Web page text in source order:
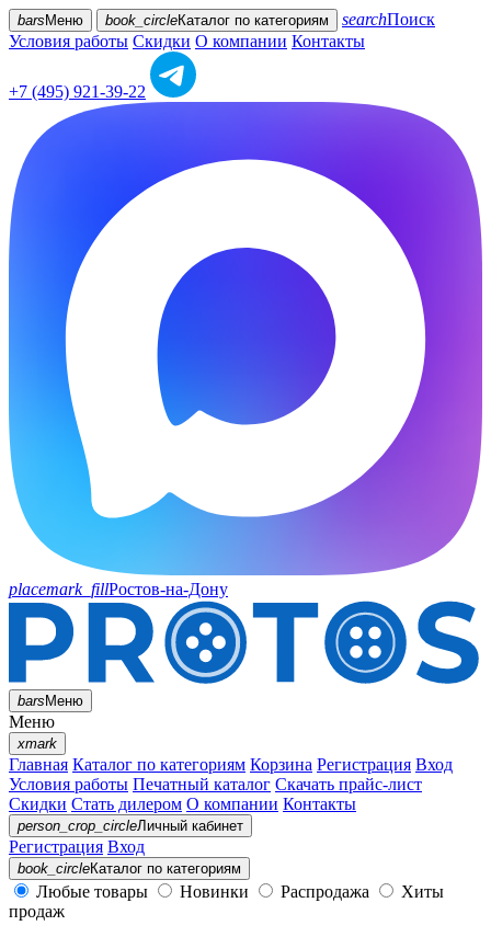
bars Меню book_circleКаталог по категориям searchПоиск
Условия работы Скидки О компании Контакты
+7 (495) 921-39-22
placemark_fillРостов-на-Дону
barsМеню
Меню
xmark
Главная Каталог по категориям Корзина Регистрация Вход
Условия работы Печатный каталог Скачать прайс-лист
Скидки Стать дилером О компании Контакты
person_crop_circleЛичный кабинет
Регистрация Вход
book_circleКаталог по категориям
Любые товары Новинки Распродажа
Хиты
продаж